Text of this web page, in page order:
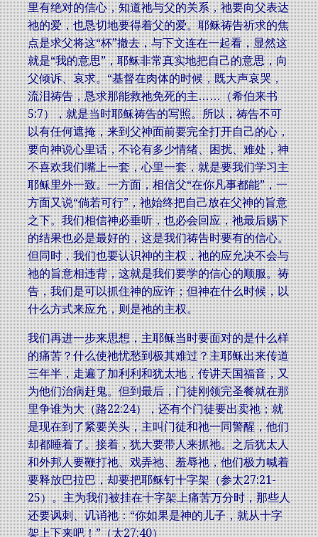
里有绝对的信心，知道祂与父的关系，祂要向父表达
祂的爱，也恳切地要得着父的爱。耶稣祷告祈求的焦
点是求父将这“杯”撤去，与下文连在一起看，显然这
就是“我的意思”，耶稣非常真实地把自己的意思，向
父倾诉、哀求。“基督在肉体的时候，既大声哀哭，
流泪祷告，恳求那能救祂免死的主……（希伯来书
5:7），就是当时耶稣祷告的写照。所以，祷告不可
以有任何遮掩，来到父神面前要完全打开自己的心，
要向神说心里话，不论有多少情绪、困扰、难处，神
不喜欢我们嘴上一套，心里一套，就是要我们学习主
耶稣里外一致。一方面，相信父“在你凡事都能”，一
方面又说“倘若可行”，祂始终把自己放在父神的旨意
之下。我们相信神必垂听，也必会回应，祂最后赐下
的结果也必是最好的，这是我们祷告时要有的信心。
但同时，我们也要认识神的主权，祂的应允决不会与
祂的旨意相违背，这就是我们要学的信心的顺服。祷
告，我们是可以抓住神的应许；但神在什么时候，以
什么方式来应允，则是祂的主权。
我们再进一步来思想，主耶稣当时要面对的是什么样
的痛苦？什么使祂忧愁到极其难过？主耶稣出来传道
三年半，走遍了加利利和犹太地，传讲天国福音，又
为他们治病赶鬼。但到最后，门徒刚领完圣餐就在那
里争谁为大（路22:24），还有个门徒要出卖祂；就
是现在到了紧要关头，主叫门徒和祂一同警醒，他们
却都睡着了。接着，犹大要带人来抓祂。之后犹太人
和外邦人要鞭打祂、戏弄祂、羞辱祂，他们极力喊着
要释放巴拉巴，却要把耶稣钉十字架（参太27:21-
25）。主为我们被挂在十字架上痛苦万分时，那些人
还要讽刺、讥诮祂：“你如果是神的儿子，就从十字
架上下来吧！”（太27:40）